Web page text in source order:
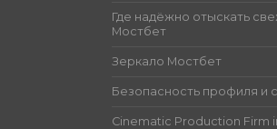
Где надёжно отыскать
Мостбет
Зеркало Мостбет
Безопасность профиля и
Cinematic Production Firm